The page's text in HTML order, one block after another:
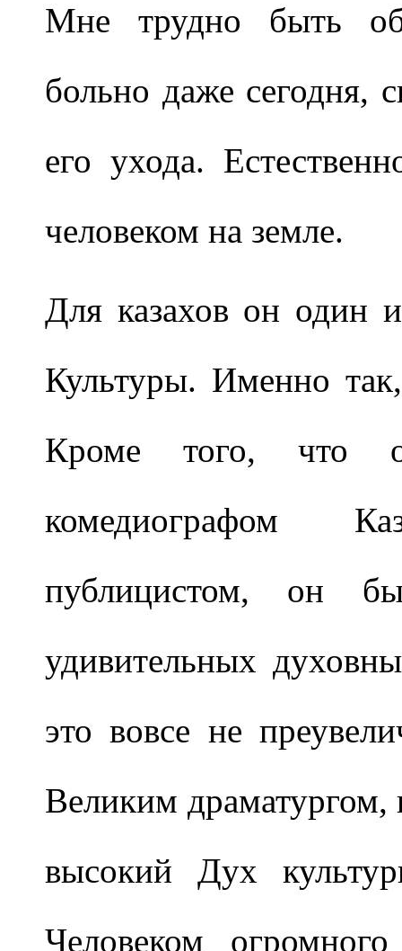
Мне трудно быть
больно даже сегодня,
его ухода.
человеком на земле.
Для казахов он один
Культуры. Именно
Кроме того, что
комедиографом
публицистом, он
удивительных
это вовсе не
Великим драматургом,
высокий Дух
Человеком